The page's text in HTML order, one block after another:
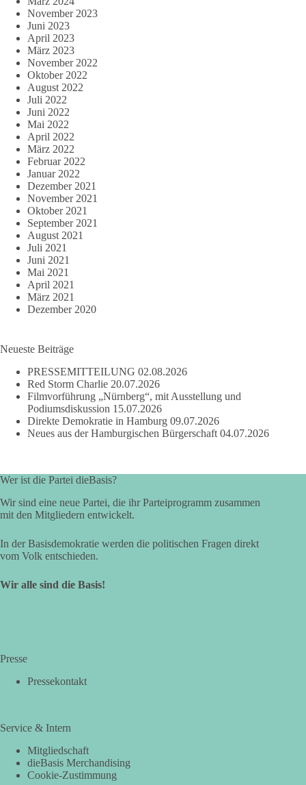
November 2023
Juni 2023
April 2023
März 2023
November 2022
Oktober 2022
August 2022
Juli 2022
Juni 2022
Mai 2022
April 2022
März 2022
Februar 2022
Januar 2022
Dezember 2021
November 2021
Oktober 2021
September 2021
August 2021
Juli 2021
Juni 2021
Mai 2021
April 2021
März 2021
Dezember 2020
Neueste Beiträge
PRESSEMITTEILUNG 02.08.2026
Red Storm Charlie 20.07.2026
Filmvorführung „Nürnberg“, mit Ausstellung und
Podiumsdiskussion 15.07.2026
Direkte Demokratie in Hamburg 09.07.2026
Neues aus der Hamburgischen Bürgerschaft 04.07.2026
Wer ist die Partei dieBasis?
Wir sind eine neue Partei, die ihr Parteiprogramm zusammen
mit den Mitgliedern entwickelt.
In der Basisdemokratie werden die politischen Fragen direkt
vom Volk entschieden.
Wir alle sind die Basis!
Presse
Pressekontakt
Service & Intern
Mitgliedschaft
dieBasis Merchandising
Cookie-Zustimmung